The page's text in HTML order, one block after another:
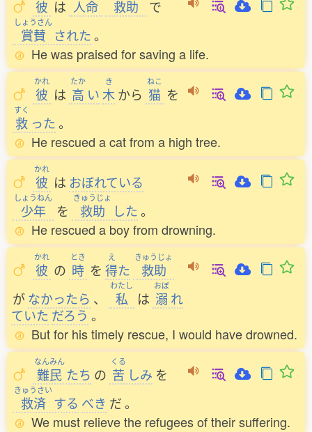
彼 は 人命 救助 で
しょうさん
賞賛 された。
He was praised for saving a life.
かれ
彼 は
たか
高 い
き
木から
ねこ
猫 を
すく
救 った。
He rescued a cat from a high tree.
かれ
彼 は おぼれている
しょうねん
少年 を
きゅうじょ
救助 した。
He rescued a boy from drowning.
かれ
彼 の
とき
時 を
え
得た
きゅうじょ
救助
がなかったら 、
わたし
私 は
おぼ
溺 れ
ていた だろう 。
But for his timely rescue, I would have drowned.
なんみん
難民 たち の
くる
苦 しみ を
きゅうさい
救済 する べき だ。
We must relieve the refugees of their suffering.